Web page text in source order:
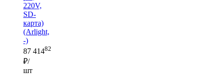
220V,
SD-
карта)
(Arlight,
-)
87 41482
₽/
шт